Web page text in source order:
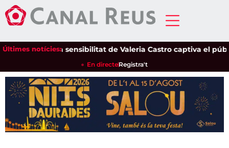
Últimes notícies:La sensibilitat de Valeria Castro captiva el públic
En directeRegistra't